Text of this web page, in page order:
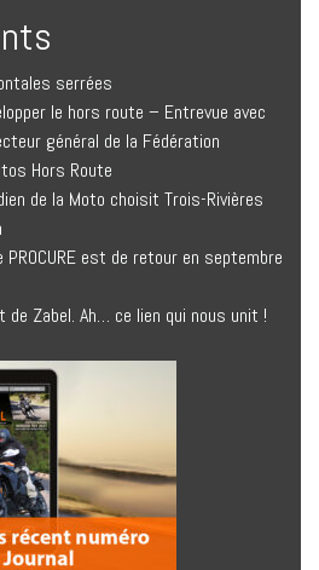
serrées
le hors route – Entrevue avec
général de la Fédération
Hors Route
de la Moto choisit Trois-Rivières
PROCURE est de retour en septembre
de Zabel. Ah… ce lien qui nous unit !